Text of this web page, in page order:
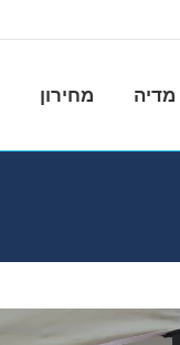
מדיה מחירון